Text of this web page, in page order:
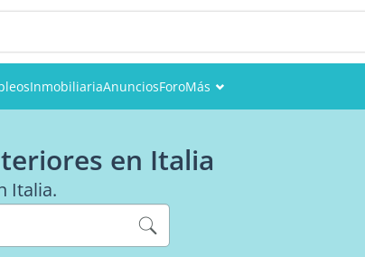
InmobiliariaAnunciosForoMás
Miembros
en Italia
Italia.